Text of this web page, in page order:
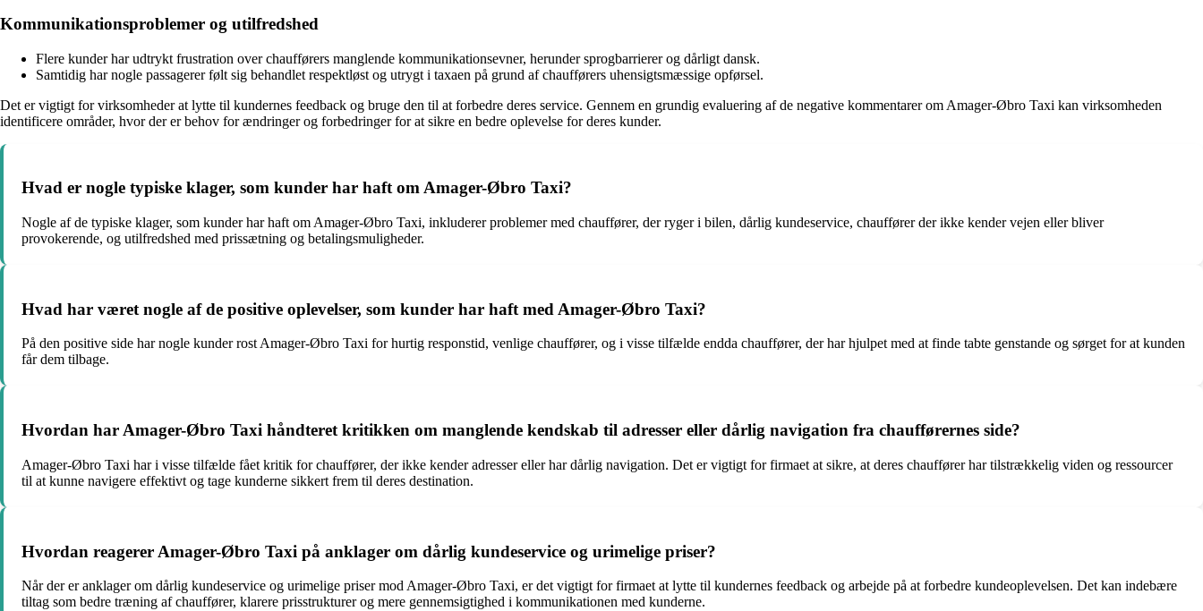
Kommunikationsproblemer og utilfredshed
Flere kunder har udtrykt frustration over chaufførers manglende kommunikationsevner, herunder sprogbarrierer og dårligt dansk.
Samtidig har nogle passagerer følt sig behandlet respektløst og utrygt i taxaen på grund af chaufførers uhensigtsmæssige opførsel.
Det er vigtigt for virksomheder at lytte til kundernes feedback og bruge den til at forbedre deres service. Gennem en grundig evaluering af de negative kommentarer om Amager-Øbro Taxi kan virksomheden
identificere områder, hvor der er behov for ændringer og forbedringer for at sikre en bedre oplevelse for deres kunder.
Hvad er nogle typiske klager, som kunder har haft om Amager-Øbro Taxi?
Nogle af de typiske klager, som kunder har haft om Amager-Øbro Taxi, inkluderer problemer med chauffører, der ryger i bilen, dårlig kundeservice, chauffører der ikke kender vejen eller bliver
provokerende, og utilfredshed med prissætning og betalingsmuligheder.
Hvad har været nogle af de positive oplevelser, som kunder har haft med Amager-Øbro Taxi?
På den positive side har nogle kunder rost Amager-Øbro Taxi for hurtig responstid, venlige chauffører, og i visse tilfælde endda chauffører, der har hjulpet med at finde tabte genstande og sørget for at kunden
får dem tilbage.
Hvordan har Amager-Øbro Taxi håndteret kritikken om manglende kendskab til adresser eller dårlig navigation fra chaufførernes side?
Amager-Øbro Taxi har i visse tilfælde fået kritik for chauffører, der ikke kender adresser eller har dårlig navigation. Det er vigtigt for firmaet at sikre, at deres chauffører har tilstrækkelig viden og ressourcer
til at kunne navigere effektivt og tage kunderne sikkert frem til deres destination.
Hvordan reagerer Amager-Øbro Taxi på anklager om dårlig kundeservice og urimelige priser?
Når der er anklager om dårlig kundeservice og urimelige priser mod Amager-Øbro Taxi, er det vigtigt for firmaet at lytte til kundernes feedback og arbejde på at forbedre kundeoplevelsen. Det kan indebære
tiltag som bedre træning af chauffører, klarere prisstrukturer og mere gennemsigtighed i kommunikationen med kunderne.